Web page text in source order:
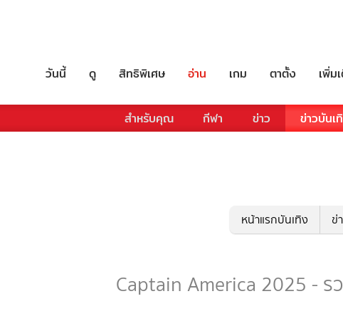
วันนี้ ดู สิทธิพิเศษ อ่าน เกม ตาตั้ง เพิ่ม
สำหรับคุณ กีฬา ข่าว ข่าวบันเ
หน้าแรกบันเทิง ข่
Captain America 2025 -